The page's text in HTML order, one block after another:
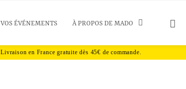
VOS ÉVÉNEMENTS À PROPOS DE MADO